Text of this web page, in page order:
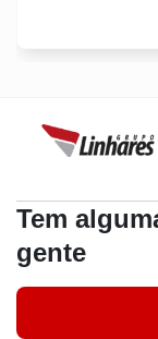
Tem
gente